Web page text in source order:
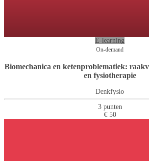
E-learning
On-demand
Biomechanica en ketenproblematiek:
en fysiotherapie
Denkfysio
3 punten
€ 50